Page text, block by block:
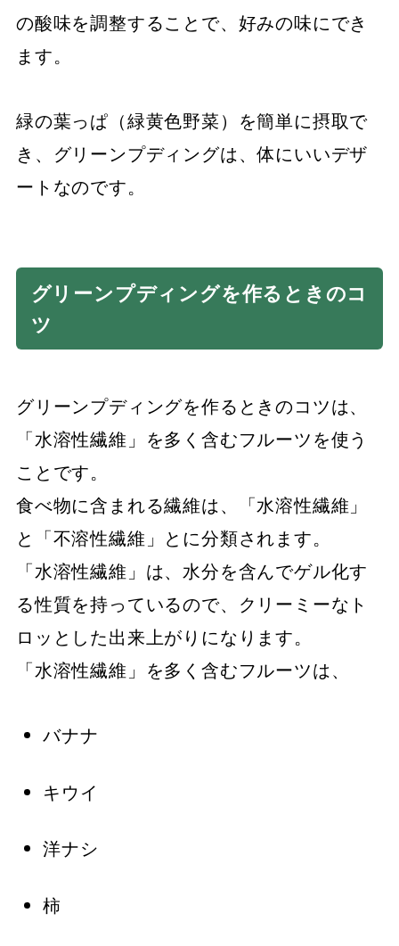
の酸味を調整することで、好みの味にでき
ます。
緑の葉っぱ（緑黄色野菜）を簡単に摂取で
き、グリーンプディングは、体にいいデザ
ートなのです。
グリーンプディングを作るときのコ
ツ
グリーンプディングを作るときのコツは、
「水溶性繊維」を多く含むフルーツを使う
ことです。
食べ物に含まれる繊維は、「水溶性繊維」
と「不溶性繊維」とに分類されます。
「水溶性繊維」は、水分を含んでゲル化す
る性質を持っているので、クリーミーなト
ロッとした出来上がりになります。
「水溶性繊維」を多く含むフルーツは、
バナナ
キウイ
洋ナシ
柿